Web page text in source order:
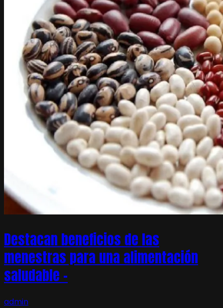
Destacan beneficios de las
menestras para una alimentación
saludable –
admin